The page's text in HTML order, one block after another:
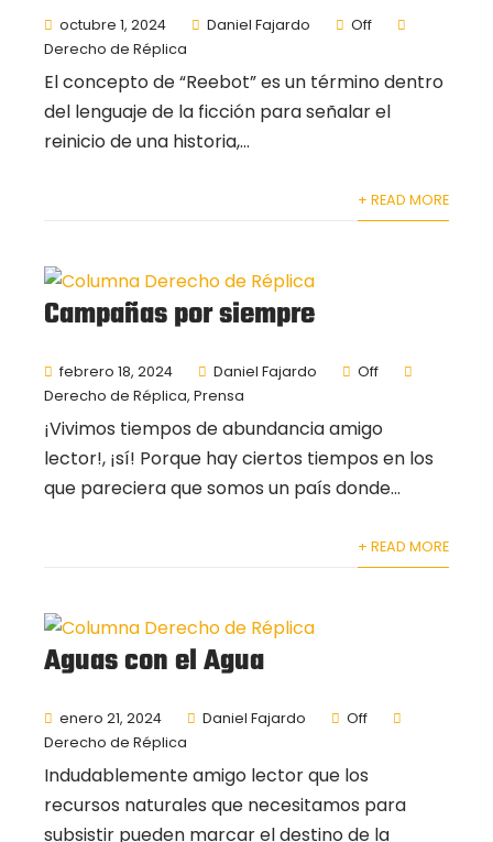
octubre 1, 2024 Daniel Fajardo
Off
Derecho de Réplica
El concepto de “Reebot” es un término dentro
del lenguaje de la ficción para señalar el
reinicio de una historia,...
+ READ MORE
Campañas por siempre
febrero 18, 2024 Daniel Fajardo
Off
Derecho de Réplica,Prensa
¡Vivimos tiempos de abundancia amigo
lector!, ¡sí! Porque hay ciertos tiempos en los
que pareciera que somos un país donde...
+ READ MORE
Aguas con el Agua
enero 21, 2024 Daniel Fajardo
Off
Derecho de Réplica
Indudablemente amigo lector que los
recursos naturales que necesitamos para
subsistir pueden marcar el destino de la